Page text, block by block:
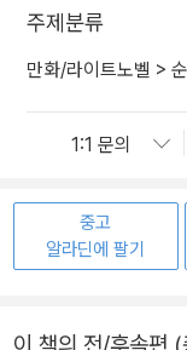
주제분류
만화/라이트노벨 >
중고
알라딘에 팔기
이 책의 전/후속편